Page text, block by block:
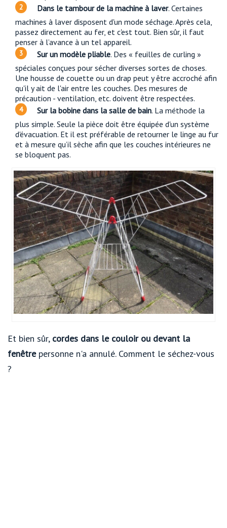
Dans le tambour de la machine à laver. Certaines
machines à laver disposent d'un mode séchage. Après cela,
passez directement au fer, et c'est tout. Bien sûr, il faut
penser à l’avance à un tel appareil.
Sur un modèle pliable. Des « feuilles de curling »
spéciales conçues pour sécher diverses sortes de choses.
Une housse de couette ou un drap peut y être accroché afin
qu'il y ait de l'air entre les couches. Des mesures de
précaution - ventilation, etc. doivent être respectées.
Sur la bobine dans la salle de bain. La méthode la
plus simple. Seule la pièce doit être équipée d'un système
d'évacuation. Et il est préférable de retourner le linge au fur
et à mesure qu’il sèche afin que les couches intérieures ne
se bloquent pas.
Et bien sûr, cordes dans le couloir ou devant la
fenêtrepersonne n'a annulé. Comment le séchez-vous
?